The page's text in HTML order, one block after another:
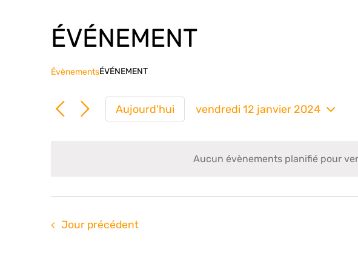
Aucun évènements planifié pour
ÉVÉNEMENT
ÉvènementsÉVÉNEMENT
Aujourd'hui vendredi 12 janvier 2024
date.
Jour précédent